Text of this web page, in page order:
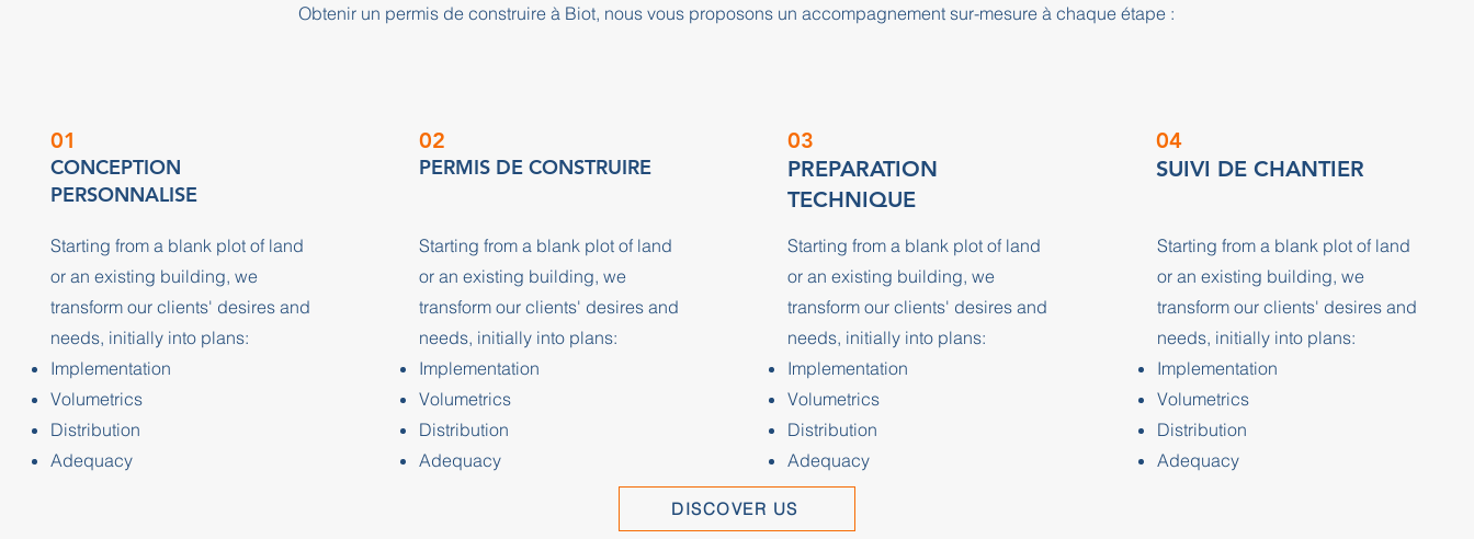
Obtenir un permis de construire à Biot, nous vous proposons un accompagnement sur-mesure à chaque étape :
01
CONCEPTION
PERSONNALISE
Starting from a blank plot of land
or an existing building, we
transform our clients' desires and
needs, initially into plans:
Implementation
Volumetrics
Distribution
Adequacy
02
PERMIS DE CONSTRUIRE
Starting from a blank plot of land
or an existing building, we
transform our clients' desires and
needs, initially into plans:
Implementation
Volumetrics
Distribution
Adequacy
03
PREPARATION
TECHNIQUE
Starting from a blank plot of land
or an existing building, we
transform our clients' desires and
needs, initially into plans:
Implementation
Volumetrics
Distribution
Adequacy
04
SUIVI DE CHANTIER
Starting from a blank plot of land
or an existing building, we
transform our clients' desires and
needs, initially into plans:
Implementation
Volumetrics
Distribution
Adequacy
DISCOVER US